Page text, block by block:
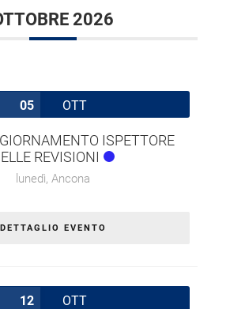
2026
05 OTT
ISPETTORE
REVISIONI
lunedì, Ancona
DETTAGLIO EVENTO
12 OTT